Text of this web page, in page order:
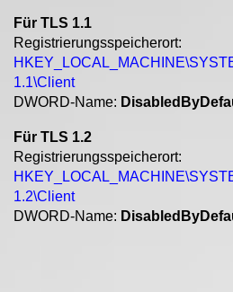
Für TLS 1.1
Registrierungsspeicherort:
1.1\Client
DWORD-Name:
Für TLS 1.2
Registrierungsspeicherort:
1.2\Client
DWORD-Name: